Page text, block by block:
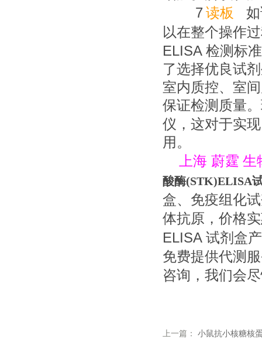
7读板
以在整个操作
ELISA 检测标
了选择优良试
室内质控、室
保证检测质量
仪，这对于实现
用。
上海 蔚霆 生
酸酶(STK)ELISA
盒、免疫组化
体抗原，价格
ELISA 试剂盒
免费提供代测
咨询，我们会
上一篇： 小鼠抗小核糖核